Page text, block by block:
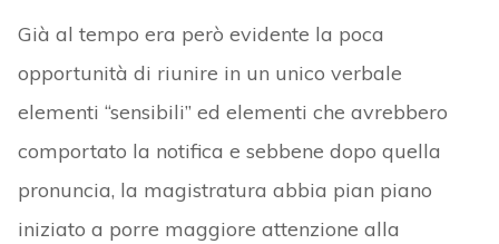
Già al tempo era però evidente la poca
opportunità di riunire in un unico verbale
elementi “sensibili” ed elementi che avrebbero
comportato la notifica e sebbene dopo quella
pronuncia, la magistratura abbia pian piano
iniziato a porre maggiore attenzione alla